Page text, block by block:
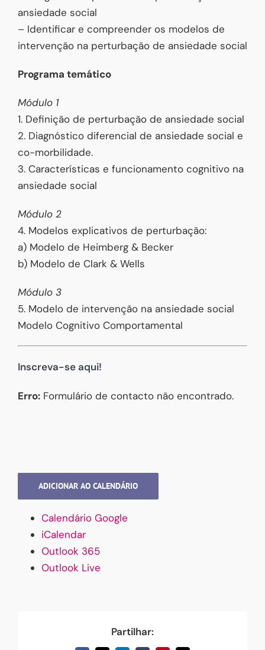
ansiedade social
– Identificar e compreender os modelos de
intervenção na perturbação de ansiedade social
Programa temático
Módulo 1
1. Definição de perturbação de ansiedade social
2. Diagnóstico diferencial de ansiedade social e
co-morbilidade.
3. Características e funcionamento cognitivo na
ansiedade social
Módulo 2
4. Modelos explicativos de perturbação:
a) Modelo de Heimberg & Becker
b) Modelo de Clark & Wells
Módulo 3
5. Modelo de intervenção na ansiedade social
Modelo Cognitivo Comportamental
Inscreva-se aqui!
Erro: Formulário de contacto não encontrado.
ADICIONAR AO CALENDÁRIO
Calendário Google
iCalendar
Outlook 365
Outlook Live
Partilhar: